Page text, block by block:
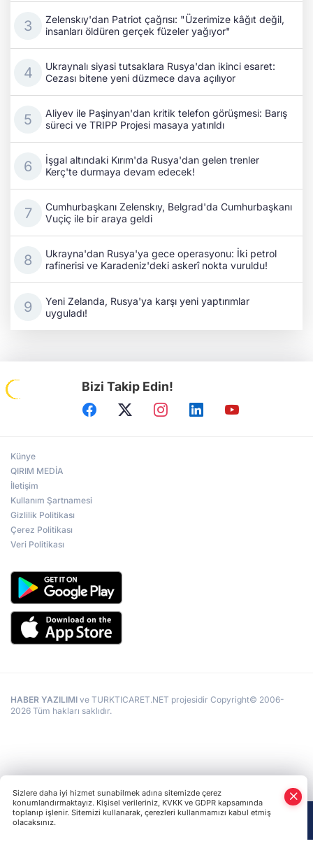
Zelenskıy'dan Patriot çağrısı: "Üzerimize kâğıt değil,
insanları öldüren gerçek füzeler yağıyor"
Ukraynalı siyasi tutsaklara Rusya'dan ikinci esaret:
Cezası bitene yeni düzmece dava açılıyor
Aliyev ile Paşinyan'dan kritik telefon görüşmesi: Barış
süreci ve TRIPP Projesi masaya yatırıldı
İşgal altındaki Kırım'da Rusya'dan gelen trenler
Kerç'te durmaya devam edecek!
Cumhurbaşkanı Zelenskıy, Belgrad'da Cumhurbaşkanı
Vuçiç ile bir araya geldi
Ukrayna'dan Rusya'ya gece operasyonu: İki petrol
rafinerisi ve Karadeniz'deki askerî nokta vuruldu!
Yeni Zelanda, Rusya'ya karşı yeni yaptırımlar
uyguladı!
Bizi Takip Edin!
Künye
QIRIM MEDİA
İletişim
Kullanım Şartnamesi
Gizlilik Politikası
Çerez Politikası
Veri Politikası
HABER YAZILIMI ve TURKTICARET.NET projesidir Copyright© 2006-
2026 Tüm hakları saklıdır.
Sizlere daha iyi hizmet sunabilmek adına sitemizde çerez
konumlandırmaktayız. Kişisel verileriniz, KVKK ve GDPR kapsamında
toplanıp işlenir. Sitemizi kullanarak, çerezleri kullanmamızı kabul etmiş
olacaksınız.